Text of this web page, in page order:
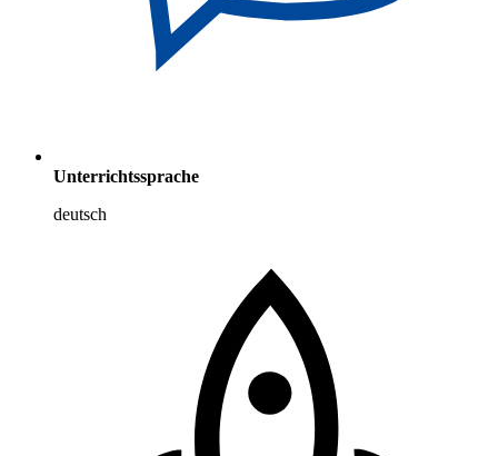
Unterrichtssprache
deutsch